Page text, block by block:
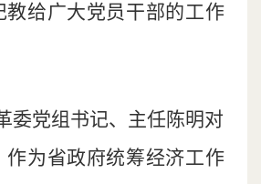
教给广大党员干部的工作
委党组书记、主任陈明对
作为省政府统筹经济工作